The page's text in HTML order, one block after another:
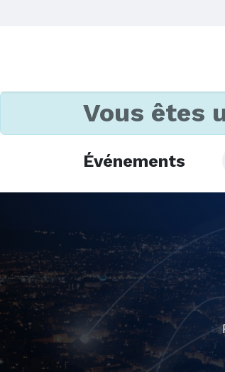
Vous êtes
Événements